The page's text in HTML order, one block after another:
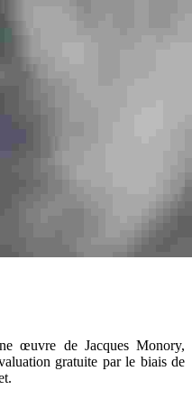
œuvre de Jacques Monory,
gratuite par le biais de